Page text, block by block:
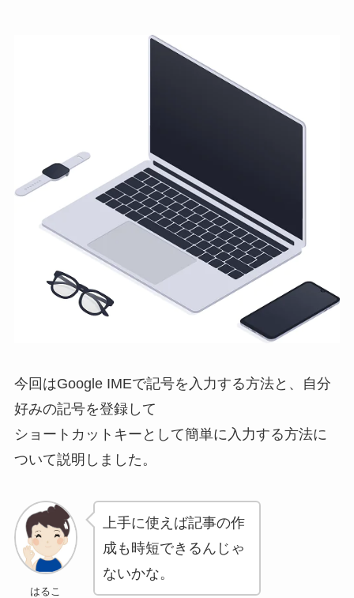
今回はGoogle IMEで記号を入力する方法と、自分
好みの記号を登録して
ショートカットキーとして簡単に入力する方法に
ついて説明しました。
はるこ
上手に使えば記事の作
成も時短できるんじゃ
ないかな。